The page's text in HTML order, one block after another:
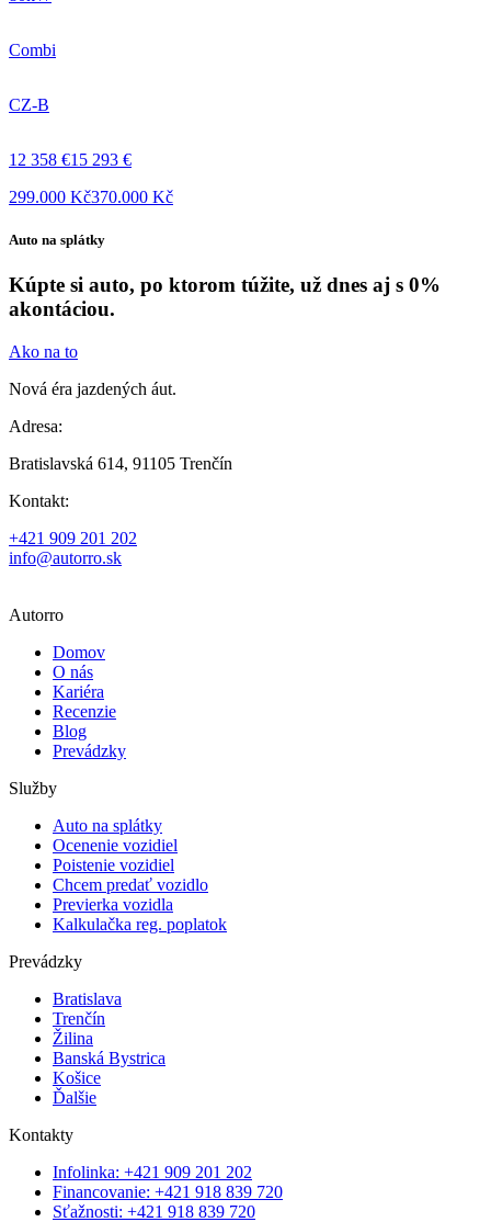
Combi
CZ-B
12 358 €15 293 €
299.000 Kč370.000 Kč
Auto na splátky
Kúpte si auto, po ktorom túžite, už dnes aj s 0%
akontáciou.
Ako na to
Nová éra jazdených áut.
Adresa:
Bratislavská 614, 91105 Trenčín
Kontakt:
+421 909 201 202
info@autorro.sk
Autorro
Domov
O nás
Kariéra
Recenzie
Blog
Prevádzky
Služby
Auto na splátky
Ocenenie vozidiel
Poistenie vozidiel
Chcem predať vozidlo
Previerka vozidla
Kalkulačka reg. poplatok
Prevádzky
Bratislava
Trenčín
Žilina
Banská Bystrica
Košice
Ďalšie
Kontakty
Infolinka: +421 909 201 202
Financovanie: +421 918 839 720
Sťažnosti: +421 918 839 720